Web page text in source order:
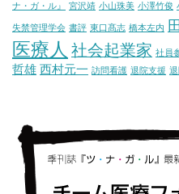
ナ・ガ・ル』
宮沢靖 小山珠美 小澤竹俊
失禁管理学会 書評 東口髙志 橋本左内
医療人 社会起業家 社員
哲雄 西村元一 訪問看護 退院支援